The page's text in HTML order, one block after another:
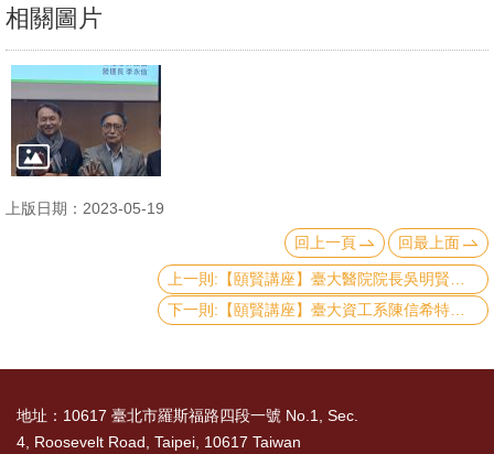
件
輔
學
輔
與
相關圖片
上版日期：2023-05-19
回上一頁
回最上面
上一則:【頤賢講座】臺大醫院院長吳明賢教授：「我國智慧醫療的挑戰與機會」-2023.03.09
下一則:【頤賢講座】臺大資工系陳信希特聘教授教授：「人工智慧面面觀」-2023.02.23
地址：10617 臺北市羅斯福路四段一號 No.1, Sec.
4, Roosevelt Road, Taipei, 10617 Taiwan